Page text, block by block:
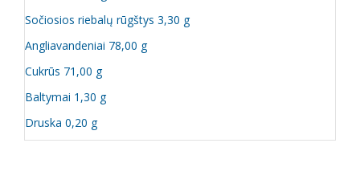
Sočiosios riebalų rūgštys 3,30 g
Angliavandeniai 78,00 g
Cukrūs 71,00 g
Baltymai 1,30 g
Druska 0,20 g